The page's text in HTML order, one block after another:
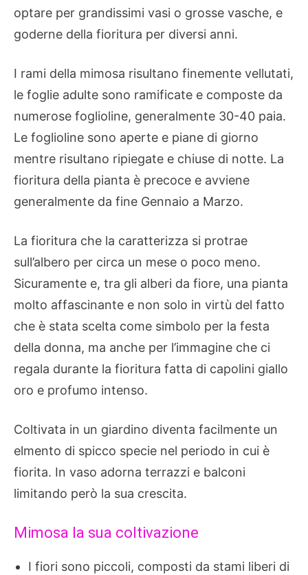
optare per grandissimi vasi o grosse vasche, e
goderne della fioritura per diversi anni.
I rami della mimosa risultano finemente vellutati,
le foglie adulte sono ramificate e composte da
numerose foglioline, generalmente 30-40 paia.
Le foglioline sono aperte e piane di giorno
mentre risultano ripiegate e chiuse di notte. La
fioritura della pianta è precoce e avviene
generalmente da fine Gennaio a Marzo.
La fioritura che la caratterizza si protrae
sull’albero per circa un mese o poco meno.
Sicuramente e, tra gli alberi da fiore, una pianta
molto affascinante e non solo in virtù del fatto
che è stata scelta come simbolo per la festa
della donna, ma anche per l’immagine che ci
regala durante la fioritura fatta di capolini giallo
oro e profumo intenso.
Coltivata in un giardino diventa facilmente un
elmento di spicco specie nel periodo in cui è
fiorita. In vaso adorna terrazzi e balconi
limitando però la sua crescita.
Mimosa la sua coltivazione
I fiori sono piccoli, composti da stami liberi di